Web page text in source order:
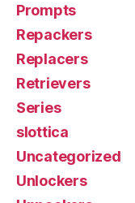
Prompts
Repackers
Replacers
Retrievers
Series
slottica
Uncategorized
Unlockers